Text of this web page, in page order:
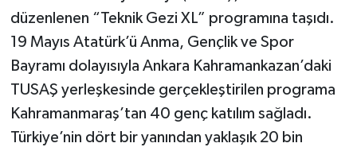
düzenlenen “Teknik Gezi XL” programına taşıdı.
19 Mayıs Atatürk’ü Anma, Gençlik ve Spor
Bayramı dolayısıyla Ankara Kahramankazan’daki
TUSAŞ yerleşkesinde gerçekleştirilen programa
Kahramanmaraş’tan 40 genç katılım sağladı.
Türkiye’nin dört bir yanından yaklaşık 20 bin